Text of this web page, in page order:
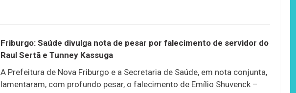
Olaria. A secretaria de Educação, tambérm nas redes sociais, lamentou e
publicou com profundo pesar o falecimento de Cátia da Silva
Friburgo: Saúde divulga nota de pesar por falecimento de servidor do
Raul Sertã e Tunney Kassuga
A Prefeitura de Nova Friburgo e a Secretaria de Saúde, em nota conjunta,
lamentaram, com profundo pesar, o falecimento de Emílio Shuvenck –